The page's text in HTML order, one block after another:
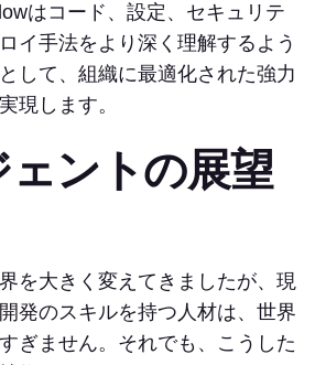
はコード、設定、セキュリテ
イ手法をより深く理解するよう
して、組織に最適化された強力
現します。
ントの展望
を大きく変えてきましたが、現
発のスキルを持つ人材は、世界
ぎません。それでも、こうした